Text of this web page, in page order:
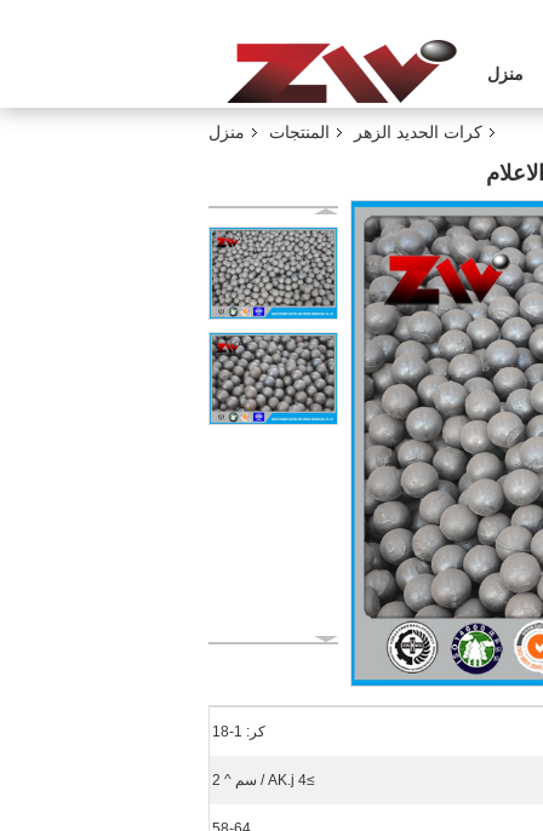
منزل
منزل المنتجات كرات الحديد الزهر
كر: 1-18
≥4 AK.j / سم ^ 2